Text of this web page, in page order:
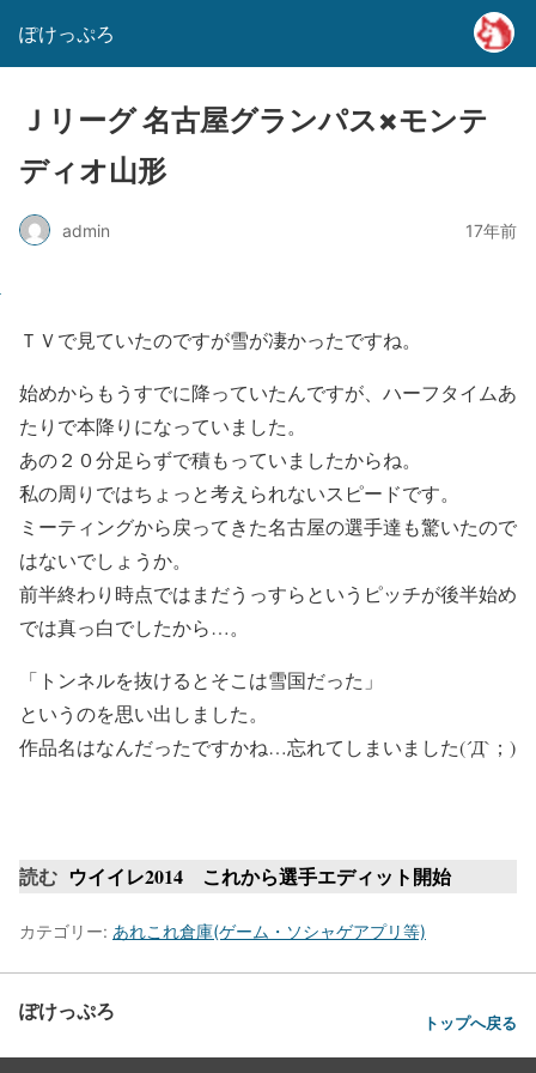
ぽけっぷろ
Ｊリーグ 名古屋グランパス×モンテ
ディオ山形
admin 17年前
ＴＶで見ていたのですが雪が凄かったですね。
始めからもうすでに降っていたんですが、ハーフタイムあ
たりで本降りになっていました。
あの２０分足らずで積もっていましたからね。
私の周りではちょっと考えられないスピードです。
ミーティングから戻ってきた名古屋の選手達も驚いたので
はないでしょうか。
前半終わり時点ではまだうっすらというピッチが後半始め
では真っ白でしたから…。
「トンネルを抜けるとそこは雪国だった」
というのを思い出しました。
作品名はなんだったですかね…忘れてしまいました(´Д`；)
読む ウイイレ2014 これから選手エディット開始
カテゴリー: あれこれ倉庫(ゲーム・ソシャゲアプリ等)
ぽけっぷろ トップへ戻る